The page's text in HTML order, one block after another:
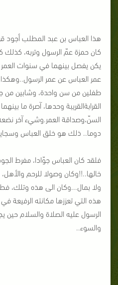
هذا العباس بن عبد المطلب أجود
كان حمزة عمّ الرسول وتربه، كذلك
يكن يفصل بينهما في سنوات
عمر العباس عن عمر
طفلين من سن واحدة، وشابين من
القرابةالقريبة وحدها، آصرة ما
السنّ،وصداقة العمر.وشيء آخر
دوما.. ذلك هو خلق العباس
فلقد كان العباس جوّادا، مفرط
خالها..!!وكان وصولا للرحم
ولا بمال...وكان الى هذه وتلك،
هذه التي تعززها مكانته الرفيعة
الرسول عليه الصلاة والسلام حين
والسوء..